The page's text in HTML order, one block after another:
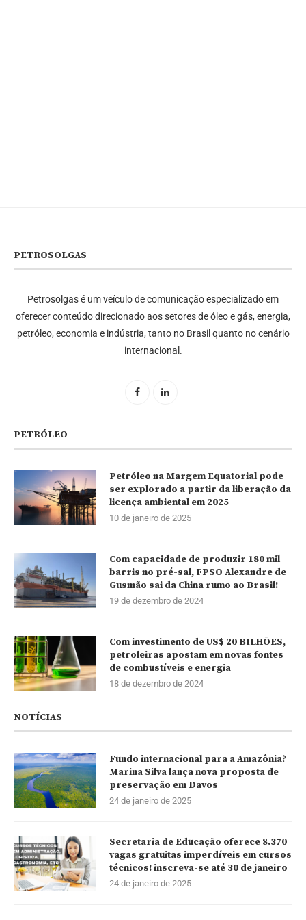
PETROSOLGAS
Petrosolgas é um veículo de comunicação especializado em
oferecer conteúdo direcionado aos setores de óleo e gás, energia,
petróleo, economia e indústria, tanto no Brasil quanto no cenário
internacional.
PETRÓLEO
Petróleo na Margem Equatorial pode
ser explorado a partir da liberação da
licença ambiental em 2025
10 de janeiro de 2025
Com capacidade de produzir 180 mil
barris no pré-sal, FPSO Alexandre de
Gusmão sai da China rumo ao Brasil!
19 de dezembro de 2024
Com investimento de US$ 20 BILHÕES,
petroleiras apostam em novas fontes
de combustíveis e energia
18 de dezembro de 2024
NOTÍCIAS
Fundo internacional para a Amazônia?
Marina Silva lança nova proposta de
preservação em Davos
24 de janeiro de 2025
Secretaria de Educação oferece 8.370
vagas gratuitas imperdíveis em cursos
técnicos! inscreva-se até 30 de janeiro
24 de janeiro de 2025